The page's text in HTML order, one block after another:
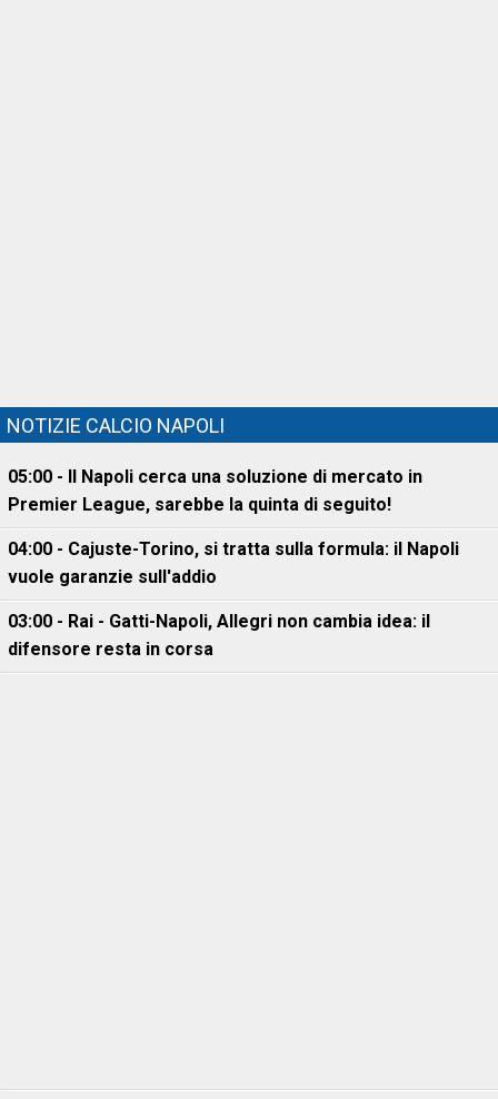
NOTIZIE CALCIO NAPOLI
05:00 - Il Napoli cerca una soluzione di mercato in
Premier League, sarebbe la quinta di seguito!
04:00 - Cajuste-Torino, si tratta sulla formula: il Napoli
vuole garanzie sull'addio
03:00 - Rai - Gatti-Napoli, Allegri non cambia idea: il
difensore resta in corsa